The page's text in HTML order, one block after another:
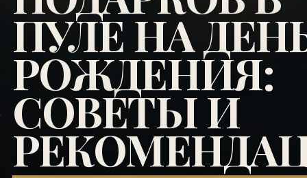
ПУЛЕ НА
РОЖДЕНИЯ:
СОВЕТЫ И